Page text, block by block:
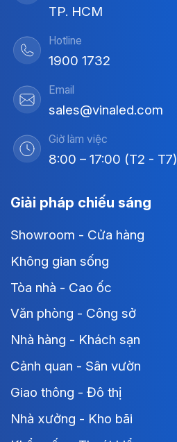
TP. HCM
Hotline
1900 1732
Email
sales@vinaled.com
Giờ làm việc
8:00 – 17:00 (T2 - T7)
Giải pháp chiếu sáng
Showroom - Cửa hàng
Không gian sống
Tòa nhà - Cao ốc
Văn phòng - Công sở
Nhà hàng - Khách sạn
Cảnh quan - Sân vườn
Giao thông - Đô thị
Nhà xưởng - Kho bãi